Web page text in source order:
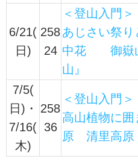
6/21(
日)
258
24
＜登山入門
あじさい祭り
中花 御嶽
山』
7/5(
日)・
7/16(
木)
258
36
＜登山入門＞
高山植物に囲
原 清里高原